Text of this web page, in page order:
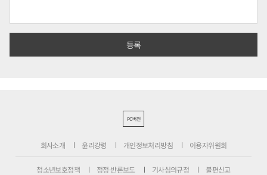
PC버전
회사소개 윤리강령 개인정보처리방침 이용자위원회
청소년보호정책 정정·반론보도 기사심의규정 불편신고